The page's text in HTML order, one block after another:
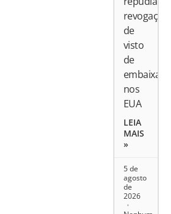
revogação
de
visto
de
nos
EUA
LEIA
MAIS
»
5 de
agosto
de
2026